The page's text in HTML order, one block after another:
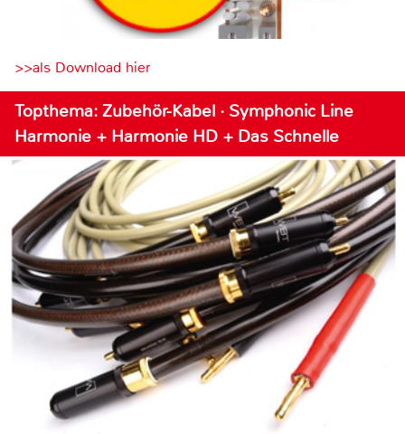
>>als Download hier
Topthema: Zubehör-Kabel · Symphonic Line
Harmonie + Harmonie HD + Das Schnelle